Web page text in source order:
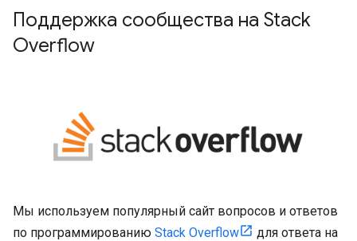
Поддержка сообщества на Stack
Overflow
Мы используем популярный сайт вопросов и ответов
по программированию Stack Overflow
для ответа на